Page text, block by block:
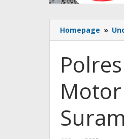
Homepage »